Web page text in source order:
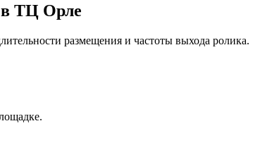
в ТЦ Орле
размещения и частоты выхода ролика.